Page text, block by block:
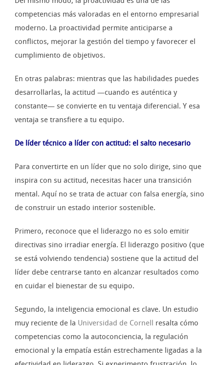
competencias más valoradas en el entorno empresarial
moderno. La proactividad permite anticiparse a
conflictos, mejorar la gestión del tiempo y favorecer el
cumplimiento de objetivos.
En otras palabras: mientras que las habilidades puedes
desarrollarlas, la actitud —cuando es auténtica y
constante— se convierte en tu ventaja diferencial. Y esa
ventaja se transfiere a tu equipo.
De líder técnico a líder con actitud: el salto necesario
Para convertirte en un líder que no solo dirige, sino que
inspira con su actitud, necesitas hacer una transición
mental. Aquí no se trata de actuar con falsa energía, sino
de construir un estado interior sostenible.
Primero, reconoce que el liderazgo no es solo emitir
directivas sino irradiar energía. El liderazgo positivo (que
se está volviendo tendencia) sostiene que la actitud del
líder debe centrarse tanto en alcanzar resultados como
en cuidar el bienestar de su equipo.
Segundo, la inteligencia emocional es clave. Un estudio
muy reciente de la Universidad de Cornell resalta cómo
competencias como la autoconciencia, la regulación
emocional y la empatía están estrechamente ligadas a la